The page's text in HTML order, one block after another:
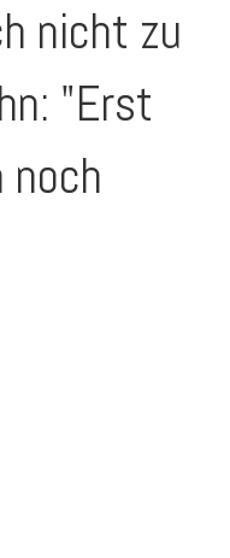
nicht zu
"Erst
noch